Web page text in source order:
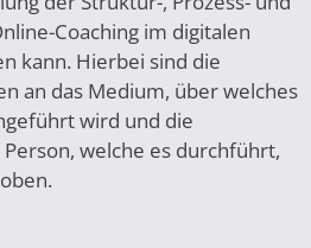
Coaching im digitalen
kann. Hierbei sind die
an das Medium, über welches
wird und die
welche es durchführt,